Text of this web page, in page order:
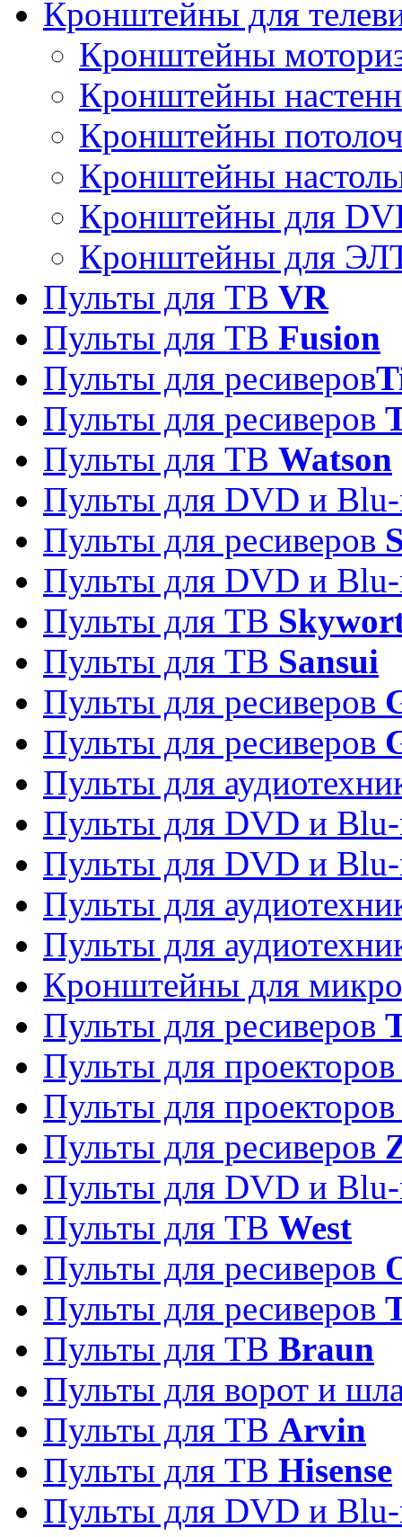
Кронштейны для
Кронштейны
Кронштейны
Кронштейны
Кронштейны
Кронштейны для
Кронштейны для
Пульты для ТВ VR
Пульты для ТВ Fusion
Пульты для ресиверов
Пульты для ресиверов
Пульты для ТВ Watson
Пульты для DVD и
Пульты для ресиверов
Пульты для DVD и
Пульты для ТВ
Пульты для ТВ Sansui
Пульты для ресиверов
Пульты для ресиверов
Пульты для
Пульты для DVD и
Пульты для DVD и
Пульты для
Пульты для
Кронштейны для
Пульты для ресиверов
Пульты для
Пульты для
Пульты для ресиверов
Пульты для DVD и
Пульты для ТВ West
Пульты для ресиверов
Пульты для ресиверов
Пульты для ТВ Braun
Пульты для ворот и
Пульты для ТВ Arvin
Пульты для ТВ Hisense
Пульты для DVD и